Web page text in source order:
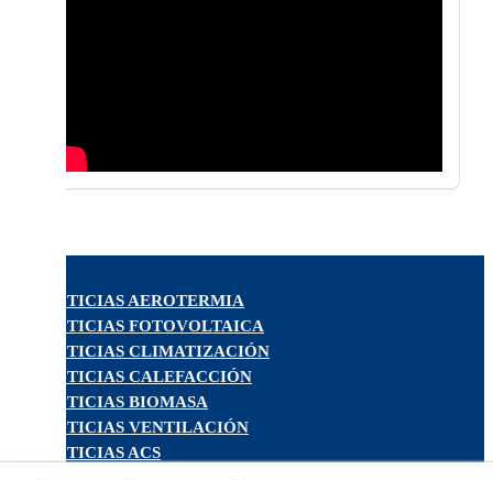
NOTICIAS AEROTERMIA
NOTICIAS FOTOVOLTAICA
NOTICIAS CLIMATIZACIÓN
NOTICIAS CALEFACCIÓN
NOTICIAS BIOMASA
NOTICIAS VENTILACIÓN
NOTICIAS ACS